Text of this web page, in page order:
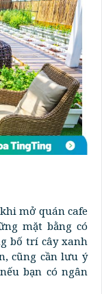
mở quán cafe
mặt bằng có
bố trí cây xanh
cũng cần lưu ý
bạn có ngân